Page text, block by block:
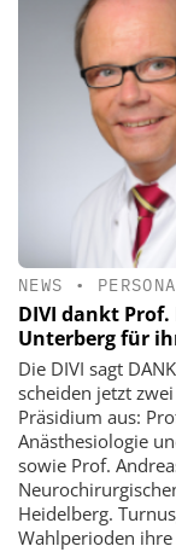
NEWS •
DIVI dankt
Unterberg für
Die DIVI sagt
scheiden jetzt
Präsidium aus:
Anästhesiologie
sowie Prof.
Heidelberg.
Wahlperioden ihre